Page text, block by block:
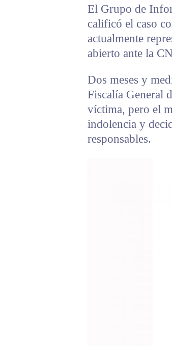
El Grupo de
calificó el caso
actualmente
abierto ante la
Dos meses y
Fiscalía General
víctima, pero el
indolencia y
responsables.